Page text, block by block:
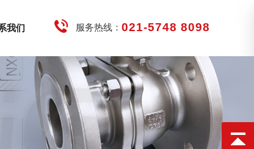
服务热线： 021-5748 8098
我们